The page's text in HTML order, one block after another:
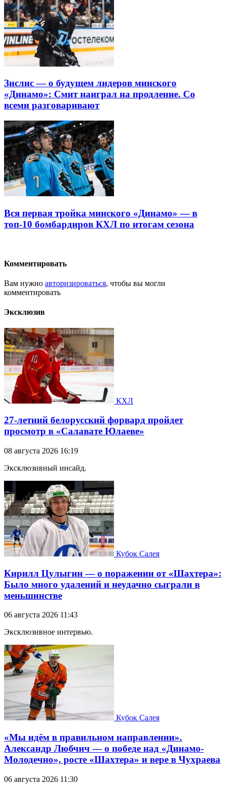
Зислис — о будущем лидеров минского
«Динамо»: Смит наиграл на продление. Со
всеми разговаривают
Вся первая тройка минского «Динамо» — в
топ-10 бомбардиров КХЛ по итогам сезона
Комментировать
Вам нужно авторизироваться, чтобы вы могли
комментировать
Эксклюзив
КХЛ
27-летний белорусский форвард пройдет
просмотр в «Салавате Юлаеве»
08 августа 2026 16:19
Эксклюзивный инсайд.
Кубок Салея
Кирилл Цулыгин — о поражении от «Шахтера»:
Было много удалений и неудачно сыграли в
меньшинстве
06 августа 2026 11:43
Эксклюзивное интервью.
Кубок Салея
«Мы идём в правильном направлении».
Александр Любчич — о победе над «Динамо-
Молодечно», росте «Шахтера» и вере в Чухраева
06 августа 2026 11:30